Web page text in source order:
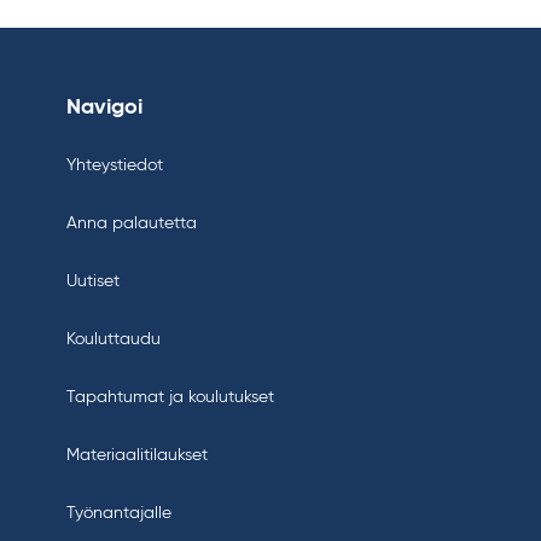
Navigoi
Yhteystiedot
Anna palautetta
Uutiset
Kouluttaudu
Tapahtumat ja koulutukset
Materiaalitilaukset
Työnantajalle